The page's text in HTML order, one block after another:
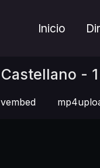
Inicio
- 1
vembed